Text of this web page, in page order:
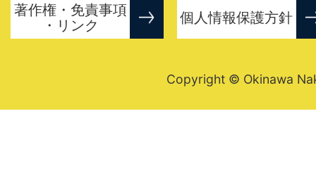
著作権・免責事項
・リンク
個人情報保護方針
Copyright © Okinawa